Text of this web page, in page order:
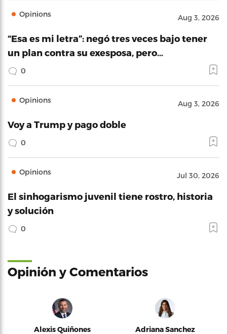
Opinions Aug 3, 2026
“Esa es mi letra”: negó tres veces bajo tener
un plan contra su exesposa, pero…
0
Opinions Aug 3, 2026
Voy a Trump y pago doble
0
Opinions Jul 30, 2026
El sinhogarismo juvenil tiene rostro, historia
y solución
0
Opinión y Comentarios
Alexis Quiñones Adriana Sanchez